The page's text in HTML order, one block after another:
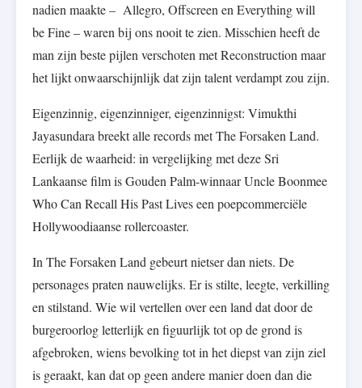
nadien maakte – Allegro, Offscreen en Everything will
be Fine – waren bij ons nooit te zien. Misschien heeft de
man zijn beste pijlen verschoten met Reconstruction maar
het lijkt onwaarschijnlijk dat zijn talent verdampt zou zijn.
Eigenzinnig, eigenzinniger, eigenzinnigst: Vimukthi
Jayasundara breekt alle records met The Forsaken Land.
Eerlijk de waarheid: in vergelijking met deze Sri
Lankaanse film is Gouden Palm-winnaar Uncle Boonmee
Who Can Recall His Past Lives een poepcommerciële
Hollywoodiaanse rollercoaster.
In The Forsaken Land gebeurt nietser dan niets. De
personages praten nauwelijks. Er is stilte, leegte, verkilling
en stilstand. Wie wil vertellen over een land dat door de
burgeroorlog letterlijk en figuurlijk tot op de grond is
afgebroken, wiens bevolking tot in het diepst van zijn ziel
is geraakt, kan dat op geen andere manier doen dan die